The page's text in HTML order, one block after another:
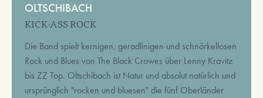
OLTSCHIBACH
KICK-ASS ROCK
Die Band spielt kernigen, geradlinigen und schnörkellosen
Rock und Blues von The Black Crowes über Lenny Kravitz
bis ZZ Top. Oltschibach ist Natur und absolut natürlich und
ursprünglich "rocken und bluesen" die fünf Oberländer